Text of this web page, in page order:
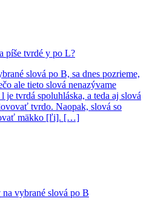
tvrdé y po L?
slová po B, sa dnes pozrieme,
ale tieto slová nenazývame
tvrdá spoluhláska, a teda aj slová
tvrdo. Naopak, slová so
mäkko [ľi]. […]
vybrané slová po B